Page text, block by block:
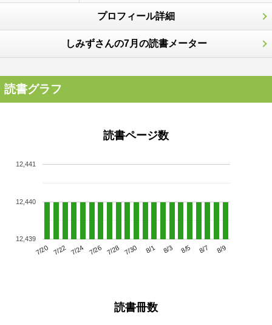
プロフィール詳細
しみずさんの7月の読書メーター
読書グラフ
読書ページ数
7/20 7/22 7/24 7/26 7/28 7/30 8/1 8/3 8/5 8/7 8/9
12,439
12,440
12,441
読書冊数